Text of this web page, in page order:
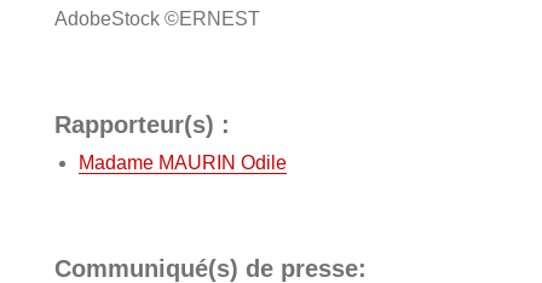
AdobeStock ©ERNEST
Rapporteur(s) :
Madame MAURIN Odile
Communiqué(s) de presse: